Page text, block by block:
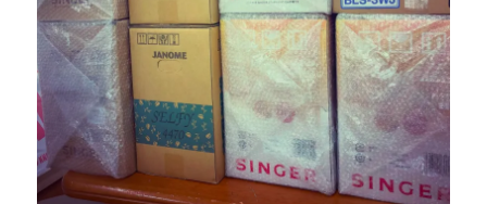
3700」
が
購
入
で
き
ま
す
☆